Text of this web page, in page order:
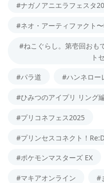
#ナガノアニエラフェスタ
#ネオ・アーティファクト
#ねこぐらし。第壱回おも
ト
#パラ道 #ハンネロー
#ひみつのアイプリ リング
#プリコネフェス2025
#プリンセスコネクト！
#ポケモンマスターズ EX
#マキアオンライン #